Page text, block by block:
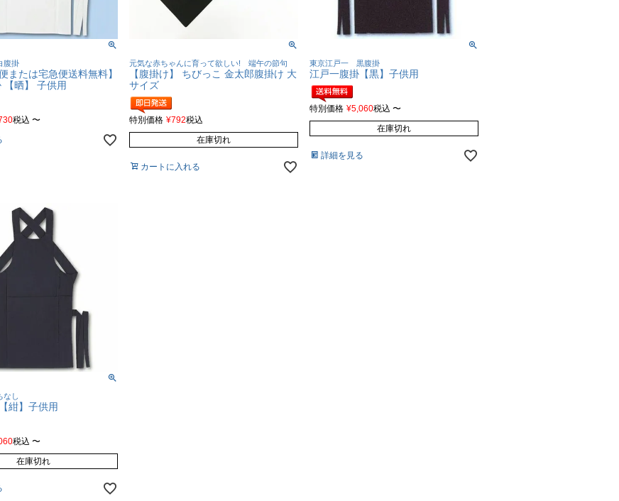
腹掛
または宅急便送料無料】
【晒】 子供用
税込 〜
元気な赤ちゃんに育って欲しい! 端午の節句
【腹掛け】 ちびっこ 金太郎腹掛け 大
サイズ
特別価格 ¥792税込
在庫切れ
カートに入れる
東京江戸一 黒腹掛
江戸一腹掛【黒】子供用
特別価格 ¥5,060税込 〜
在庫切れ
詳細を見る
なし
紺】子供用
税込 〜
在庫切れ